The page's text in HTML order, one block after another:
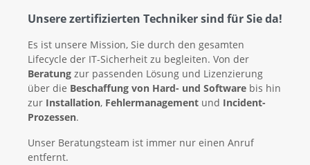
Unsere zertifizierten Techniker sind für Sie da!
Es ist unsere Mission, Sie durch den gesamten
Lifecycle der IT-Sicherheit zu begleiten. Von der
Beratung zur passenden Lösung und Lizenzierung
über die Beschaffung von Hard- und Software bis hin
zur Installation, Fehlermanagement und Incident-
Prozessen.
Unser Beratungsteam ist immer nur einen Anruf
entfernt.